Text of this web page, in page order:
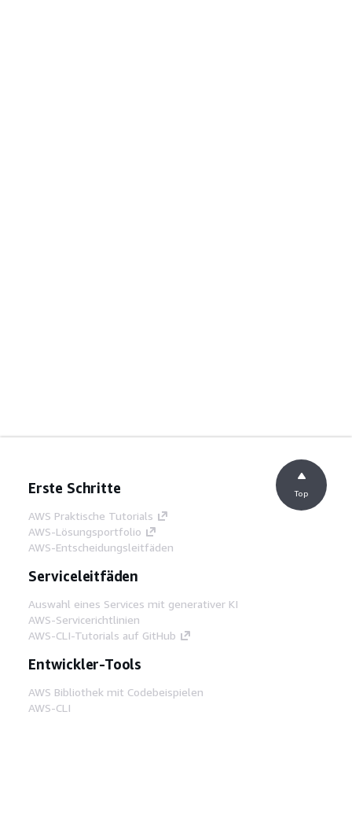
Erste Schritte
AWS Praktische Tutorials
AWS-Lösungsportfolio
AWS-Entscheidungsleitfäden
Serviceleitfäden
Auswahl eines Services mit generativer KI
AWS-Servicerichtlinien
AWS-CLI-Tutorials auf GitHub
Entwickler-Tools
AWS Bibliothek mit Codebeispielen
AWS-CLI
Top